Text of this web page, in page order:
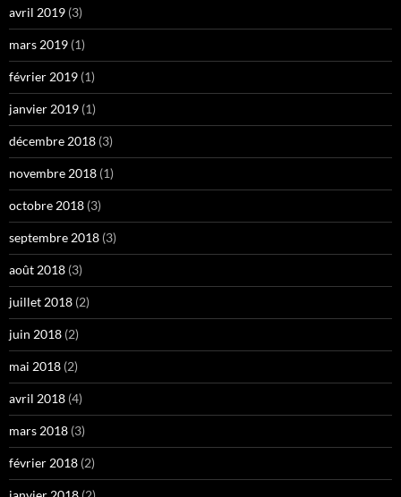
avril 2019 (3)
mars 2019 (1)
février 2019 (1)
janvier 2019 (1)
décembre 2018 (3)
novembre 2018 (1)
octobre 2018 (3)
septembre 2018 (3)
août 2018 (3)
juillet 2018 (2)
juin 2018 (2)
mai 2018 (2)
avril 2018 (4)
mars 2018 (3)
février 2018 (2)